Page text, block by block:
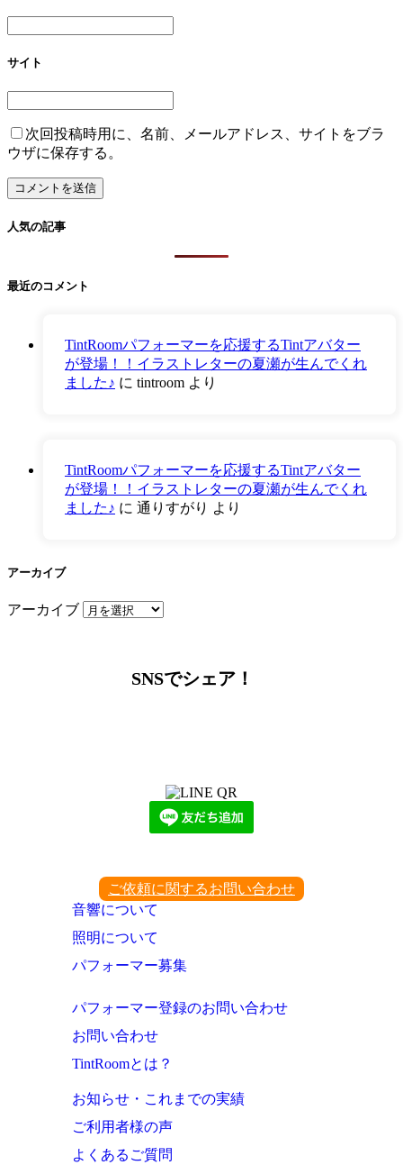
サイト
次回投稿時用に、名前、メールアドレス、サイトをブラ
ウザに保存する。
人気の記事
最近のコメント
TintRoomパフォーマーを応援するTintアバター
が登場！！イラストレターの夏瀬が生んでくれ
ました♪ に tintroom より
TintRoomパフォーマーを応援するTintアバター
が登場！！イラストレターの夏瀬が生んでくれ
ました♪ に 通りすがり より
アーカイブ
アーカイブ
SNSでシェア！
ご依頼に関するお問い合わせ
音響について
照明について
パフォーマー募集
パフォーマー登録のお問い合わせ
お問い合わせ
TintRoomとは？
お知らせ・これまでの実績
ご利用者様の声
よくあるご質問